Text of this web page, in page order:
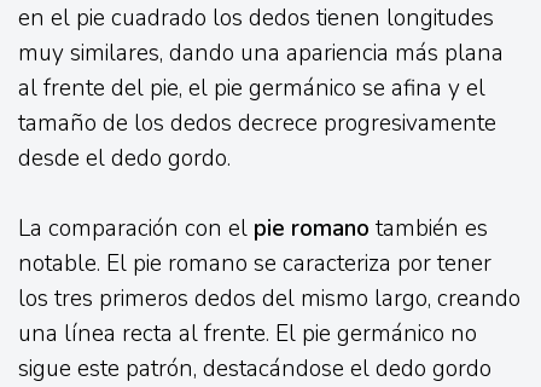
en el pie cuadrado los dedos tienen longitudes
muy similares, dando una apariencia más plana
al frente del pie, el pie germánico se afina y el
tamaño de los dedos decrece progresivamente
desde el dedo gordo.
La comparación con el pie romano también es
notable. El pie romano se caracteriza por tener
los tres primeros dedos del mismo largo, creando
una línea recta al frente. El pie germánico no
sigue este patrón, destacándose el dedo gordo